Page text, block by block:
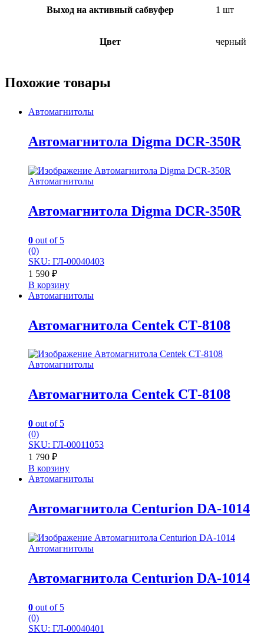
Выход на активный сабвуфер 1 шт
Цвет черный
Похожие товары
Автомагнитолы
Автомагнитола Digma DCR-350R
Автомагнитолы
Автомагнитола Digma DCR-350R
0 out of 5
(0)
SKU: ГЛ-00040403
1 590 ₽
В корзину
Автомагнитолы
Автомагнитола Centek СТ-8108
Автомагнитолы
Автомагнитола Centek СТ-8108
0 out of 5
(0)
SKU: ГЛ-00011053
1 790 ₽
В корзину
Автомагнитолы
Автомагнитола Centurion DA-1014
Автомагнитолы
Автомагнитола Centurion DA-1014
0 out of 5
(0)
SKU: ГЛ-00040401